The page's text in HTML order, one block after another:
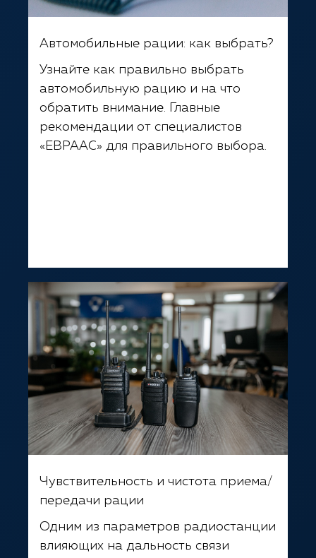
Автомобильные рации: как выбрать?
Узнайте как правильно выбрать
автомобильную рацию и на что
обратить внимание. Главные
рекомендации от специалистов
«ЕВРААС» для правильного выбора.
Чувствительность и чистота приема/
передачи рации
Одним из параметров радиостанции
влияющих на дальность связи